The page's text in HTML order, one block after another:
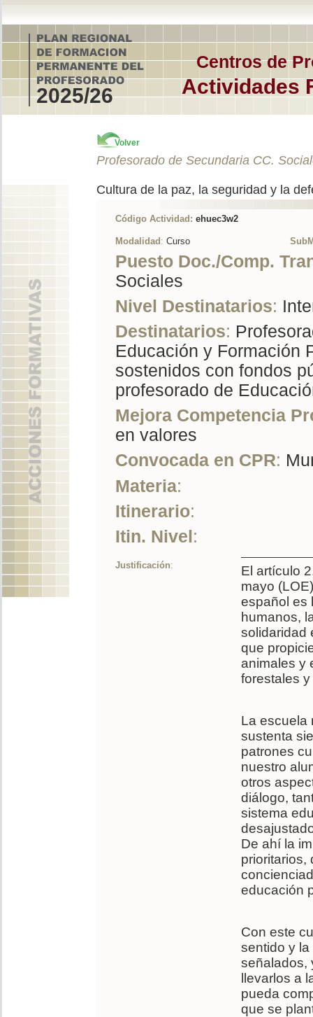
Centros de
Actividades
2025/26
Volver
Profesorado de Secundaria CC.
Cultura de la paz, la seguridad y la
Código Actividad: ehuec3w2
Modalidad : Curso
Puesto Doc./Comp.
Sociales
Nivel Destinatarios:
Destinatarios:
Educación y Formación
sostenidos con fondos
profesorado de
Mejora Competencia
en valores
Convocada en CPR:
Materia:
Itinerario:
Itin. Nivel :
Justificación:
El artículo
mayo
español es
humanos,
solidaridad
que
animales y
forestales
La escuela
sustenta
patrones
nuestro
otros
diálogo,
sistema
De ahí la
prioritarios,
educación
Con este
sentido y
señalados,
llevarlos a
pueda
que se